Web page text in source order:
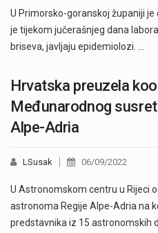
U Primorsko-goranskoj županiji
je tijekom jučerašnjeg dana
briseva, javljaju epidemiolozi. …
Hrvatska preuzela
Međunarodnog
Alpe-Adria
LSusak 06/09/2022
U Astronomskom centru u Rijeci
astronoma Regije Alpe-Adria na
predstavnika iz 15 astronomskih